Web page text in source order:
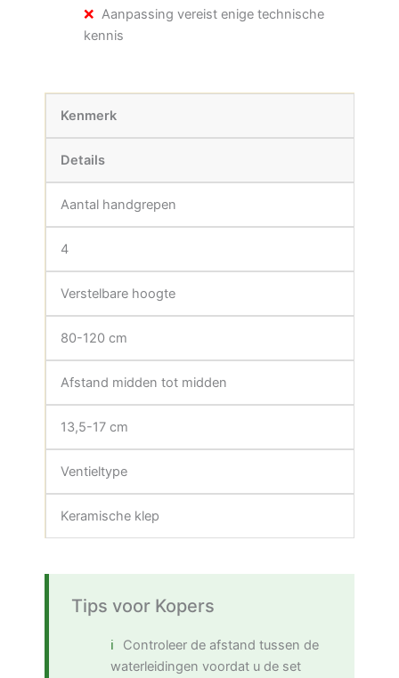
Aanpassing vereist enige technische
kennis
Kenmerk
Details
Aantal handgrepen
4
Verstelbare hoogte
80-120 cm
Afstand midden tot midden
13,5-17 cm
Ventieltype
Keramische klep
Tips voor Kopers
Controleer de afstand tussen de
waterleidingen voordat u de set